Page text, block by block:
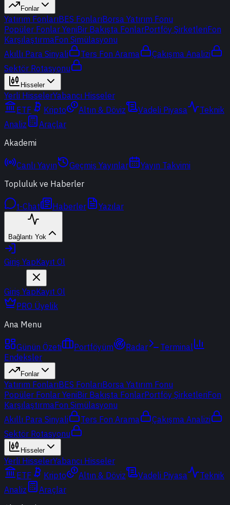
Fonlar
Yatırım FonlarıBES FonlarıBorsa Yatırım Fonu
Popüler Fonlar YeniBir Bakışta FonlarPortföy ŞirketleriFon
KarşılaştırmaFon Simülasyonu
Akıllı Para Sinyali
Ters Fon Arama
Çakışma Analizi
Sektör Rotasyonu
Hisseler
Yerli HisselerYabancı Hisseler
ETF
Kripto Altın & Döviz Vadeli Piyasa
Teknik
Analiz
Araçlar
Akademi
Canlı Yayın Geçmiş Yayınlar
Yayın Takvimi
Topluluk ve Haberler
t-Chat Haberler Yazılar
Bağlantı Yok
Giriş YapKayıt Ol
Giriş YapKayıt Ol
PRO Üyelik
Ana Menu
Günün Özeti Portföyüm Radar
Terminal
Endeksler
Fonlar
Yatırım FonlarıBES FonlarıBorsa Yatırım Fonu
Popüler Fonlar YeniBir Bakışta FonlarPortföy ŞirketleriFon
KarşılaştırmaFon Simülasyonu
Akıllı Para Sinyali
Ters Fon Arama
Çakışma Analizi
Sektör Rotasyonu
Hisseler
Yerli HisselerYabancı Hisseler
ETF
Kripto Altın & Döviz Vadeli Piyasa
Teknik
Analiz
Araçlar